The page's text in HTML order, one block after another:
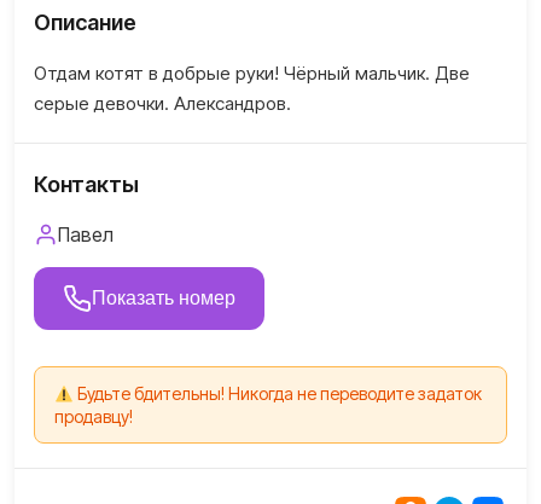
Описание
Отдам котят в добрые руки! Чёрный мальчик. Две
серые девочки. Александров.
Контакты
Павел
Показать номер
Будьте бдительны! Никогда не переводите задаток
продавцу!